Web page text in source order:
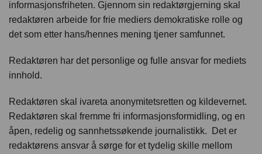
informasjonsfriheten. Gjennom sin redaktørgjerning skal
redaktøren arbeide for frie mediers demokratiske rolle og
det som etter hans/hennes mening tjener samfunnet.
Redaktøren har det personlige og fulle ansvar for mediets
innhold.
Redaktøren skal ivareta anonymitetsretten og kildevernet.
Redaktøren skal fremme fri informasjonsformidling, og en
åpen, redelig og sannhetssøkende journalistikk. Det er
redaktørens ansvar å sørge for et tydelig skille mellom